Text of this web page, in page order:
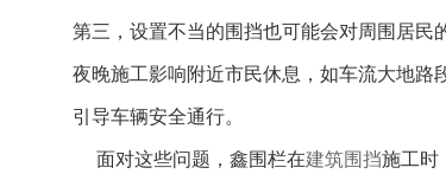
第三，设置不当的围挡也可能会对周围居民
夜晚施工影响附近市民休息，如车流大地路
引导车辆安全通行。
面对这些问题，鑫围栏在建筑围挡施工时